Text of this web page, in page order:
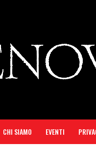
CHI SIAMO EVENTI